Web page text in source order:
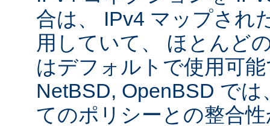
合は、 IPv4 マップされ
用していて、 ほとんど
はデフォルトで使用可
NetBSD, OpenBSD で
てのポリシーとの整合